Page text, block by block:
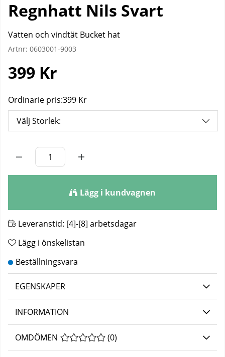
Regnhatt Nils Svart
Vatten och vindtät Bucket hat
Artnr: 0603001-9003
399 Kr
Ordinarie pris:399 Kr
Välj Storlek:
Lägg i kundvagnen
Leveranstid: [4]-[8] arbetsdagar
Lägg i önskelistan
EGENSKAPER
INFORMATION
OMDÖMEN MEDELBETYG 0 AV 5 ANTAL BETYG 0
(0)